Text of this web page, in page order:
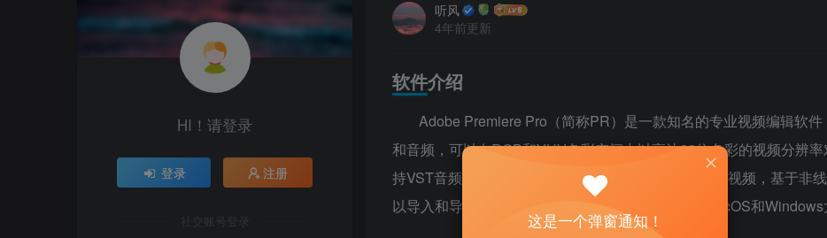
听风
4年前更新
软件介绍
Adobe Premiere Pro（简称PR）是一款知名的专业视频编辑软
和音频，可以在RGB和YUV色彩空间中以高达32位色彩的视频分辨
持VST音频插件和音轨5.1环绕声，支持沉浸式360/VR视频，基于非
以导入和导出QuickTime或DirectShow文件，支持MacOS和Windows
HI！请登录
登录 注册
社交账号登录 这是一个弹窗通知！